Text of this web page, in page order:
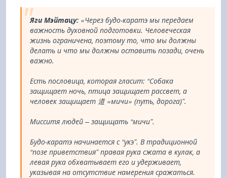
Яги Мэйтацу: «Через будо-каратэ мы передаем
важность духовной подготовки. Человеческая
жизнь ограничена, поэтому то, что мы должны
делать и что мы должны оставить позади, очень
важно.
Есть пословица, которая гласит: “Собака
защищает ночь, птица защищает рассвет, а
человек защищает 道 «мичи» (путь, дорога)”.
Мисситя людей – защищать “мичи”.
Будо-каратэ начинается с “укэ”. В традиционной
“позе приветствия” правая рука сжата в кулак, а
левая рука обхватывает его и удерживает,
указывая на отсутствие намерения сражаться.